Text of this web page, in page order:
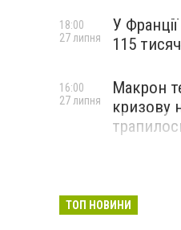
У
115
18:00
27 липня
Макрон
кризову
16:00
27 липня
ТОП НОВИНИ